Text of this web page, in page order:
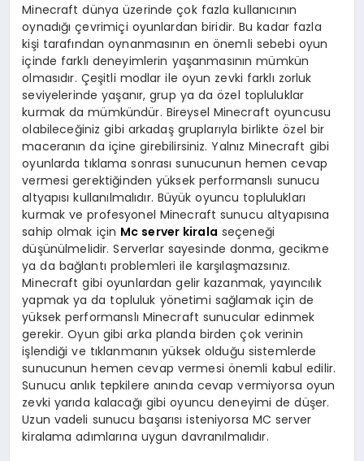
Minecraft dünya üzerinde çok fazla kullanıcının
oynadığı çevrimiçi oyunlardan biridir. Bu kadar fazla
kişi tarafından oynanmasının en önemli sebebi oyun
içinde farklı deneyimlerin yaşanmasının mümkün
olmasıdır. Çeşitli modlar ile oyun zevki farklı zorluk
seviyelerinde yaşanır, grup ya da özel topluluklar
kurmak da mümkündür. Bireysel Minecraft oyuncusu
olabileceğiniz gibi arkadaş gruplarıyla birlikte özel bir
maceranın da içine girebilirsiniz. Yalnız Minecraft gibi
oyunlarda tıklama sonrası sunucunun hemen cevap
vermesi gerektiğinden yüksek performanslı sunucu
altyapısı kullanılmalıdır. Büyük oyuncu toplulukları
kurmak ve profesyonel Minecraft sunucu altyapısına
sahip olmak için Mc server kirala seçeneği
düşünülmelidir. Serverlar sayesinde donma, gecikme
ya da bağlantı problemleri ile karşılaşmazsınız.
Minecraft gibi oyunlardan gelir kazanmak, yayıncılık
yapmak ya da topluluk yönetimi sağlamak için de
yüksek performanslı Minecraft sunucular edinmek
gerekir. Oyun gibi arka planda birden çok verinin
işlendiği ve tıklanmanın yüksek olduğu sistemlerde
sunucunun hemen cevap vermesi önemli kabul edilir.
Sunucu anlık tepkilere anında cevap vermiyorsa oyun
zevki yarıda kalacağı gibi oyuncu deneyimi de düşer.
Uzun vadeli sunucu başarısı isteniyorsa MC server
kiralama adımlarına uygun davranılmalıdır.